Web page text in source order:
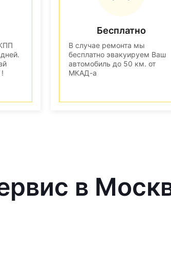
Бесплатно
В случае ремонта мы
бесплатно эвакуируем Ваш
автомобиль до 50 км. от
МКАД-а
в